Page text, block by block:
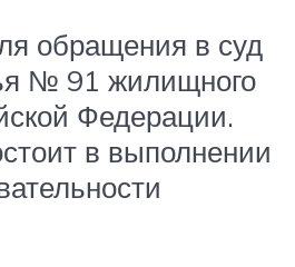
обращения в суд
№ 91 жилищного
Федерации.
в выполнении